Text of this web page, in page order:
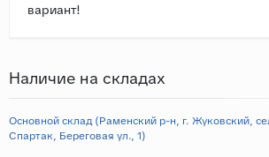
вариант!
Наличие на складах
Основной склад (Раменский р-н, г. Жуковский,
Спартак, Береговая ул., 1)